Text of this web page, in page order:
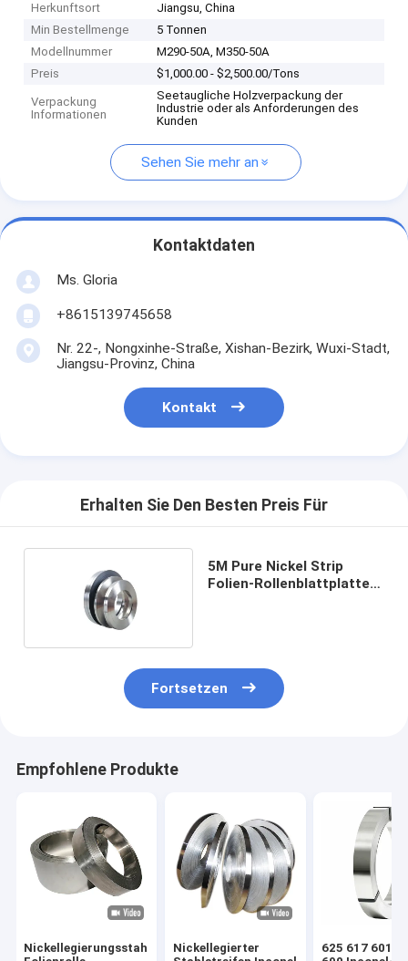
Herkunftsort
Jiangsu, China
Min Bestellmenge
5 Tonnen
Modellnummer
M290-50A, M350-50A
Preis
$1,000.00 - $2,500.00/Tons
Verpackung
Informationen
Seetaugliche Holzverpackung der
Industrie oder als Anforderungen des
Kunden
Sehen Sie mehr an
Kontaktdaten
Ms. Gloria
+8615139745658
Nr. 22-, Nongxinhe-Straße, Xishan-Bezirk, Wuxi-Stadt,
Jiangsu-Provinz, China
Kontakt
Erhalten Sie Den Besten Preis Für
5M Pure Nickel Strip
Folien-Rollenblattplatte
Fortsetzen
Empfohlene Produkte
Nickellegierungsstahl-
Nickellegierter
625 617 601